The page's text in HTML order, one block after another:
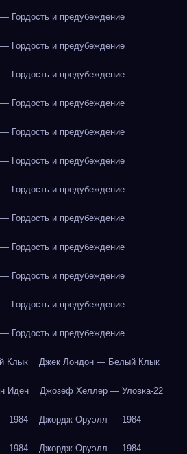
Гордость и предубеждение
Гордость и предубеждение
Гордость и предубеждение
Гордость и предубеждение
Гордость и предубеждение
Гордость и предубеждение
Гордость и предубеждение
Гордость и предубеждение
Гордость и предубеждение
Гордость и предубеждение
Гордость и предубеждение
Гордость и предубеждение
Клык Джек Лондон — Белый Клык
Иден Джозеф Хеллер — Уловка-22
1984 Джордж Оруэлл — 1984
1984 Джордж Оруэлл — 1984